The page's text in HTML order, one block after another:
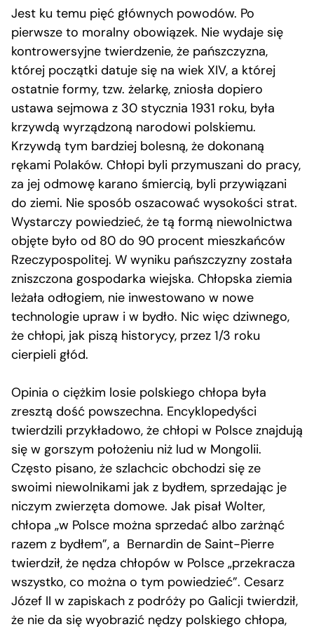
Jest ku temu pięć głównych powodów. Po
pierwsze to moralny obowiązek. Nie wydaje się
kontrowersyjne twierdzenie, że pańszczyzna,
której początki datuje się na wiek XIV, a której
ostatnie formy, tzw. żelarkę, zniosła dopiero
ustawa sejmowa z 30 stycznia 1931 roku, była
krzywdą wyrządzoną narodowi polskiemu.
Krzywdą tym bardziej bolesną, że dokonaną
rękami Polaków. Chłopi byli przymuszani do pracy,
za jej odmowę karano śmiercią, byli przywiązani
do ziemi. Nie sposób oszacować wysokości strat.
Wystarczy powiedzieć, że tą formą niewolnictwa
objęte było od 80 do 90 procent mieszkańców
Rzeczypospolitej. W wyniku pańszczyzny została
zniszczona gospodarka wiejska. Chłopska ziemia
leżała odłogiem, nie inwestowano w nowe
technologie upraw i w bydło. Nic więc dziwnego,
że chłopi, jak piszą historycy, przez 1/3 roku
cierpieli głód.
Opinia o ciężkim losie polskiego chłopa była
zresztą dość powszechna. Encyklopedyści
twierdzili przykładowo, że chłopi w Polsce znajdują
się w gorszym położeniu niż lud w Mongolii.
Często pisano, że szlachcic obchodzi się ze
swoimi niewolnikami jak z bydłem, sprzedając je
niczym zwierzęta domowe. Jak pisał Wolter,
chłopa „w Polsce można sprzedać albo zarżnąć
razem z bydłem”, a Bernardin de Saint-Pierre
twierdził, że nędza chłopów w Polsce „przekracza
wszystko, co można o tym powiedzieć”. Cesarz
Józef II w zapiskach z podróży po Galicji twierdził,
że nie da się wyobrazić nędzy polskiego chłopa,